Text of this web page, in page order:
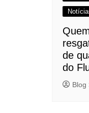
de
do
Blog